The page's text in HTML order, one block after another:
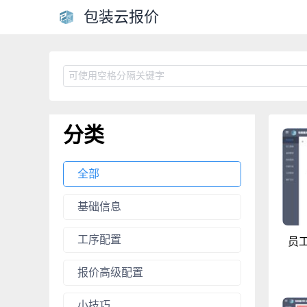
包装云报价
分类
全部
基础信息
工序配置
报价高级配置
员